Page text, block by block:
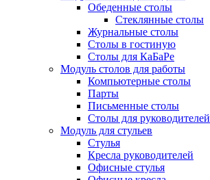
Обеденные столы
Стеклянные столы
Журнальные столы
Столы в гостиную
Столы для КаБаРе
Модуль столов для работы
Компьютерные столы
Парты
Письменные столы
Столы для руководителей
Модуль для стульев
Стулья
Кресла руководителей
Офисные стулья